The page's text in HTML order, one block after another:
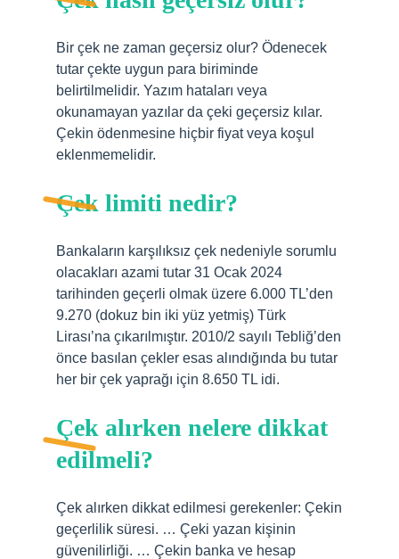
Bir çek ne zaman geçersiz olur? Ödenecek
tutar çekte uygun para biriminde
belirtilmelidir. Yazım hataları veya
okunamayan yazılar da çeki geçersiz kılar.
Çekin ödenmesine hiçbir fiyat veya koşul
eklenmemelidir.
Çek limiti nedir?
Bankaların karşılıksız çek nedeniyle sorumlu
olacakları azami tutar 31 Ocak 2024
tarihinden geçerli olmak üzere 6.000 TL’den
9.270 (dokuz bin iki yüz yetmiş) Türk
Lirası’na çıkarılmıştır. 2010/2 sayılı Tebliğ’den
önce basılan çekler esas alındığında bu tutar
her bir çek yaprağı için 8.650 TL idi.
Çek alırken nelere dikkat
edilmeli?
Çek alırken dikkat edilmesi gerekenler: Çekin
geçerlilik süresi. … Çeki yazan kişinin
güvenilirliği. … Çekin banka ve hesap